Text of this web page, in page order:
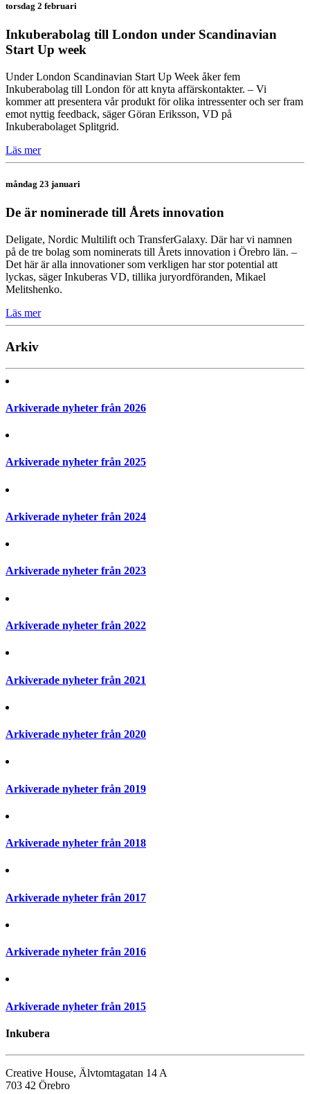
torsdag 2 februari
Inkuberabolag till London under Scandinavian
Start Up week
Under London Scandinavian Start Up Week åker fem
Inkuberabolag till London för att knyta affärskontakter. – Vi
kommer att presentera vår produkt för olika intressenter och ser fram
emot nyttig feedback, säger Göran Eriksson, VD på
Inkuberabolaget Splitgrid.
Läs mer
måndag 23 januari
De är nominerade till Årets innovation
Deligate, Nordic Multilift och TransferGalaxy. Där har vi namnen
på de tre bolag som nominerats till Årets innovation i Örebro län. –
Det här är alla innovationer som verkligen har stor potential att
lyckas, säger Inkuberas VD, tillika juryordföranden, Mikael
Melitshenko.
Läs mer
Arkiv
Arkiverade nyheter från 2026
Arkiverade nyheter från 2025
Arkiverade nyheter från 2024
Arkiverade nyheter från 2023
Arkiverade nyheter från 2022
Arkiverade nyheter från 2021
Arkiverade nyheter från 2020
Arkiverade nyheter från 2019
Arkiverade nyheter från 2018
Arkiverade nyheter från 2017
Arkiverade nyheter från 2016
Arkiverade nyheter från 2015
Inkubera
Creative House, Älvtomtagatan 14 A
703 42 Örebro